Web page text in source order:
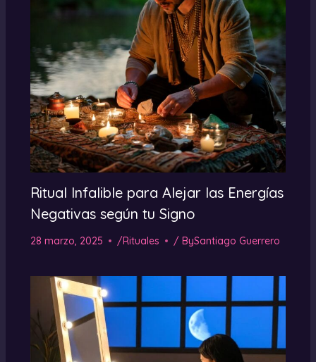
Ritual Infalible para Alejar las Energías
Negativas según tu Signo
28 marzo, 2025 /Rituales / BySantiago Guerrero